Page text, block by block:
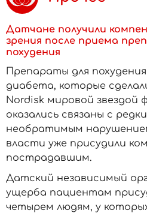
Датчане получили
зрения после приема
похудения
Препараты для
диабета, которые
Nordisk мировой звездой
оказались связаны с
необратимым
власти уже присудили
пострадавшим.
Датский независимый
ущерба пациентам
четырем людям, у